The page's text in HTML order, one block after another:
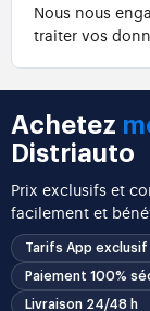
Nous nous
traiter vos
Achetez
Distriauto
Prix exclusifs et
facilement et
Tarifs App exclusif
Paiement 100%
Livraison 24/48 h